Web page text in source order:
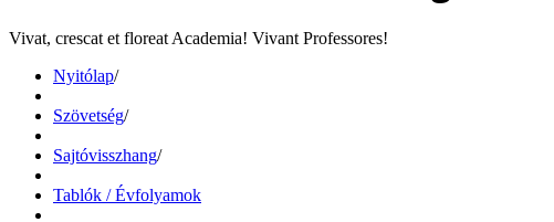
Vivat, crescat et floreat Academia! Vivant Professores!
Nyitólap/
Szövetség/
Sajtóvisszhang/
Tablók / Évfolyamok